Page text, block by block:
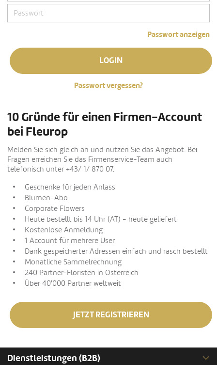
Passwort anzeigen
LOGIN
Passwort vergessen?
10 Gründe für einen Firmen-Account
bei Fleurop
Melden Sie sich gleich an und nutzen Sie das Angebot. Bei
Fragen erreichen Sie das Firmenservice-Team auch
telefonisch unter +43/ 1/ 870 07.
Geschenke für jeden Anlass
Blumen-Abo
Corporate Flowers
Heute bestellt bis 14 Uhr (AT) - heute geliefert
Kostenlose Anmeldung
1 Account für mehrere User
Dank gespeicherter Adressen einfach und rasch bestellt
Monatliche Sammelrechnung
240 Partner-Floristen in Österreich
Über 40'000 Partner weltweit
JETZT REGISTRIEREN
Dienstleistungen (B2B)